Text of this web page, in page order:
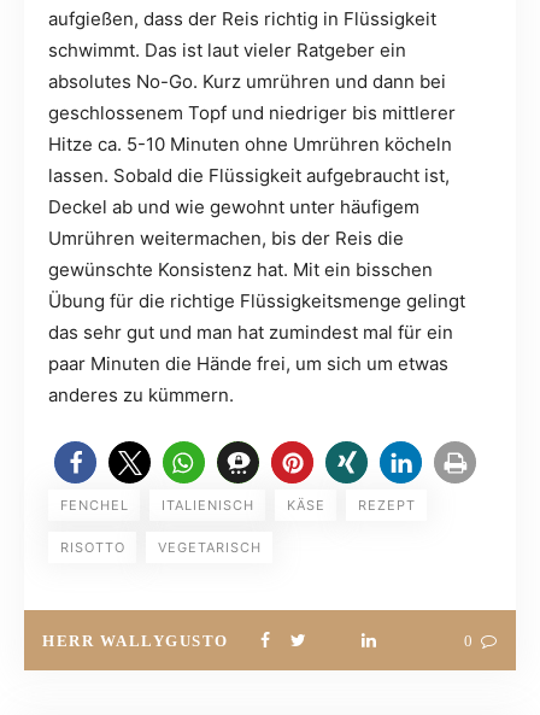
aufgießen, dass der Reis richtig in Flüssigkeit
schwimmt. Das ist laut vieler Ratgeber ein
absolutes No-Go. Kurz umrühren und dann bei
geschlossenem Topf und niedriger bis mittlerer
Hitze ca. 5-10 Minuten ohne Umrühren köcheln
lassen. Sobald die Flüssigkeit aufgebraucht ist,
Deckel ab und wie gewohnt unter häufigem
Umrühren weitermachen, bis der Reis die
gewünschte Konsistenz hat. Mit ein bisschen
Übung für die richtige Flüssigkeitsmenge gelingt
das sehr gut und man hat zumindest mal für ein
paar Minuten die Hände frei, um sich um etwas
anderes zu kümmern.
FENCHEL ITALIENISCH KÄSE REZEPT
RISOTTO VEGETARISCH
HERR WALLYGUSTO 0